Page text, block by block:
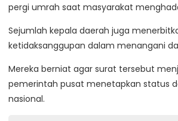
pergi umrah saat masyarakat
Sejumlah kepala daerah juga
ketidaksanggupan dalam menangani
Mereka berniat agar surat tersebut
pemerintah pusat menetapkan status
nasional.